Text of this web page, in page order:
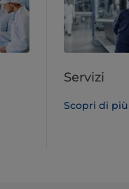
Servizi
Scopri di più